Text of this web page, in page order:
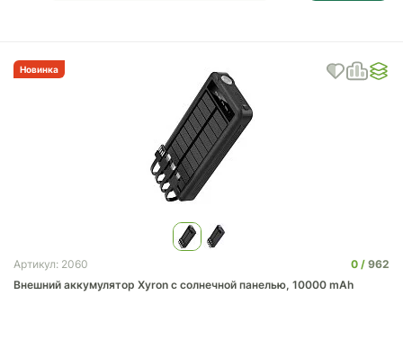
Новинка
Артикул: 2060 0
962
Внешний аккумулятор Xyron с солнечной панелью, 10000 mAh